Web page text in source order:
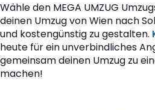
Wähle den MEGA UMZUG
deinen Umzug von Wien nach
und kostengünstig zu gestalten.
heute für ein unverbindliches
gemeinsam deinen Umzug zu
machen!